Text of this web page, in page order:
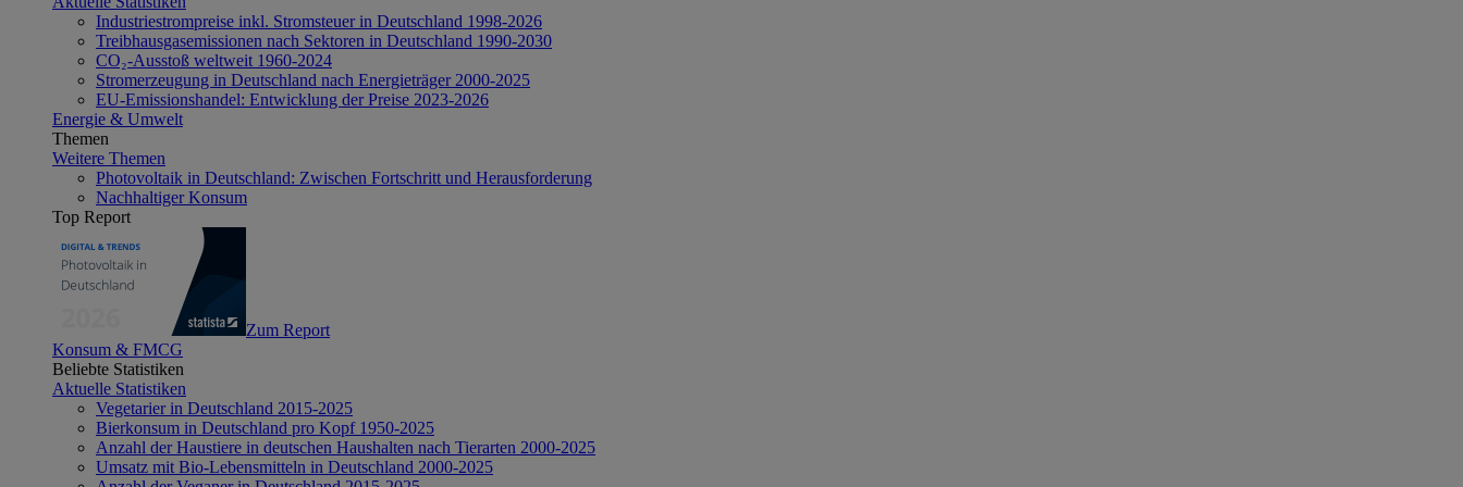
Industriestrompreise inkl. Stromsteuer in Deutschland 1998-2026
Treibhausgasemissionen nach Sektoren in Deutschland 1990-2030
CO₂-Ausstoß weltweit 1960-2024
Stromerzeugung in Deutschland nach Energieträger 2000-2025
EU-Emissionshandel: Entwicklung der Preise 2023-2026
Energie & Umwelt
Themen
Weitere Themen
Photovoltaik in Deutschland: Zwischen Fortschritt und Herausforderung
Nachhaltiger Konsum
Top Report
Zum Report
Konsum & FMCG
Beliebte Statistiken
Aktuelle Statistiken
Vegetarier in Deutschland 2015-2025
Bierkonsum in Deutschland pro Kopf 1950-2025
Anzahl der Haustiere in deutschen Haushalten nach Tierarten 2000-2025
Umsatz mit Bio-Lebensmitteln in Deutschland 2000-2025